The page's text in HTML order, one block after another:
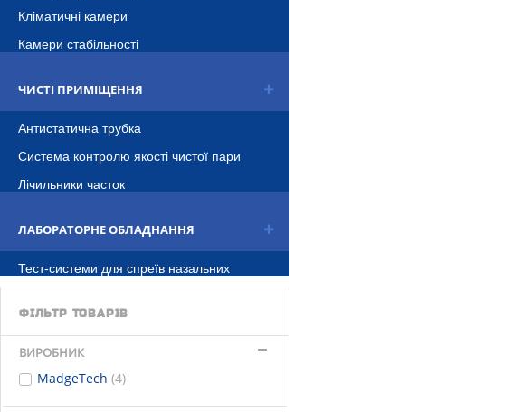
Кліматичні камери
Камери стабільності
ЧИСТІ ПРИМІЩЕННЯ
Антистатична трубка
Система контролю якості чистої пари
Лічильники часток
ЛАБОРАТОРНЕ ОБЛАДНАННЯ
Тест-системи для спреïв назальних
ФІЛЬТР ТОВАРІВ
ВИРОБНИК
MadgeTech (4)